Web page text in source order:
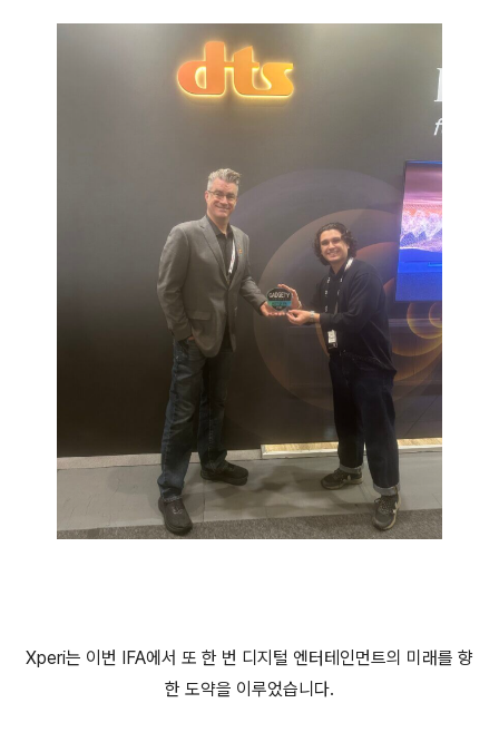
Xperi는 이번 IFA에서 또 한 번 디지털 엔터테인먼트의 미래를 향
한 도약을 이루었습니다.